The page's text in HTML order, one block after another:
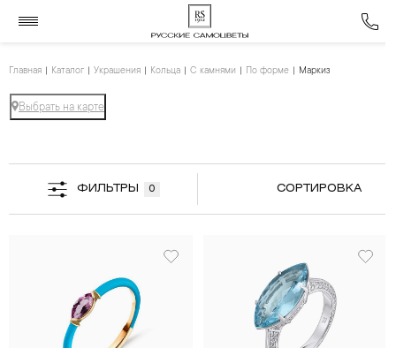
Главная Каталог Украшения Кольца С камнями По форме Маркиз
Выбрать на карте
ФИЛЬТРЫ 0 СОРТИРОВКА